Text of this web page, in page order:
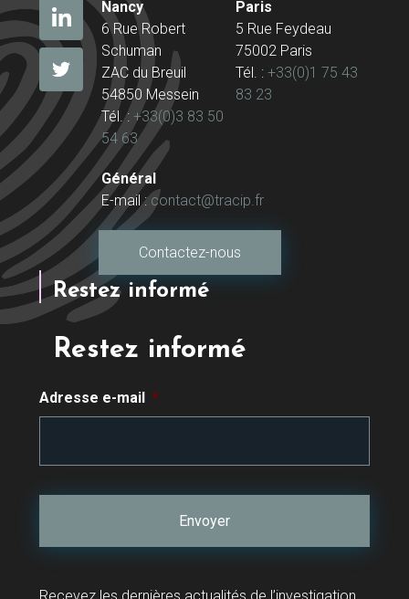
Nancy
6 Rue Robert
Schuman
ZAC du Breuil
54850 Messein
Tél. : +33(0)3 83 50
54 63
Paris
5 Rue Feydeau
75002 Paris
Tél. : +33(0)1 75 43
83 23
Général
E-mail :contact@tracip.fr
Contactez-nous
Restez informé
Restez informé
Adresse e-mail *
Recevez les dernières actualités de l’investigation